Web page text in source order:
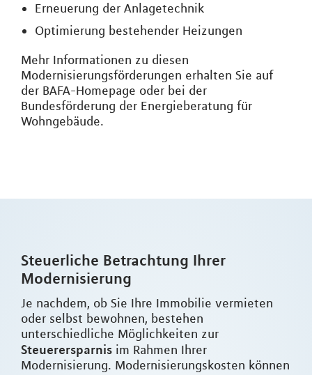
Erneuerung der Anlagetechnik
Optimierung bestehender Heizungen
Mehr Informationen zu diesen
Modernisierungsförderungen erhalten Sie auf
der BAFA-Homepage oder bei der
Bundesförderung der Energieberatung für
Wohngebäude.
Steuerliche Betrachtung Ihrer
Modernisierung
Je nachdem, ob Sie Ihre Immobilie vermieten
oder selbst bewohnen, bestehen
unterschiedliche Möglichkeiten zur
Steuerersparnis im Rahmen Ihrer
Modernisierung. Modernisierungskosten können